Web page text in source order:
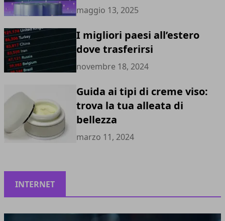
maggio 13, 2025
I migliori paesi all’estero
dove trasferirsi
novembre 18, 2024
Guida ai tipi di creme viso:
trova la tua alleata di
bellezza
marzo 11, 2024
INTERNET